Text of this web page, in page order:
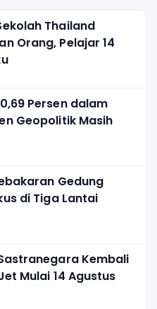
Thailand
Orang, Pelajar 14
Persen dalam
Geopolitik Masih
Gedung
di Tiga Lantai
Kembali
Mulai 14 Agustus